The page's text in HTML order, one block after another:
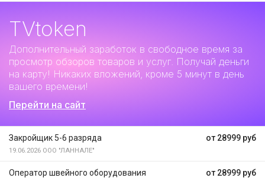
TVtoken
Дополнительный заработок в свободное время за
просмотр обзоров товаров и услуг. Получай деньги
на карту! Никаких вложений, кроме 5 минут в день
вашего времени!
Перейти на сайт
от 28999 руб
Закройщик 5-6 разряда
19.06.2026 ООО "ЛАННАЛЕ"
от 28999 руб
Оператор швейного оборудования